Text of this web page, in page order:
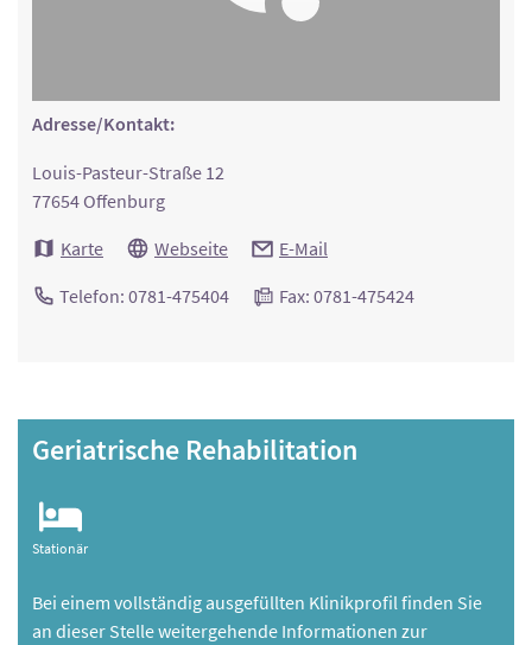
Adresse/Kontakt:
Louis-Pasteur-Straße 12
77654 Offenburg
Karte
Webseite E-Mail
Telefon: 0781-475404 Fax: 0781-475424
Geriatrische Rehabilitation
Stationär
Bei einem vollständig ausgefüllten Klinikprofil finden Sie
an dieser Stelle weitergehende Informationen zur